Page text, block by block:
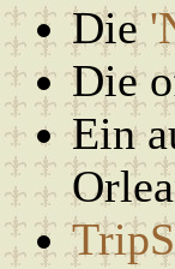
Die
Die
Ein